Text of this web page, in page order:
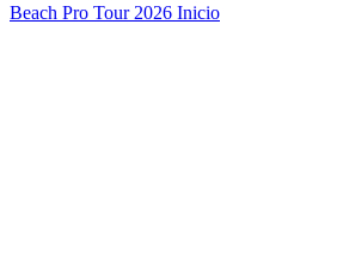
Beach Pro Tour 2026 Inicio